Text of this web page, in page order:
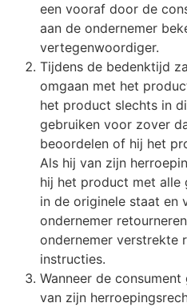
een vooraf door de
aan de ondernemer
vertegenwoordiger.
Tijdens de bedenktijd
omgaan met het
het product slechts in
gebruiken voor zover
beoordelen of hij het
Als hij van zijn
hij het product met alle
in de originele staat en
ondernemer
ondernemer verstrekte
instructies.
Wanneer de
van zijn